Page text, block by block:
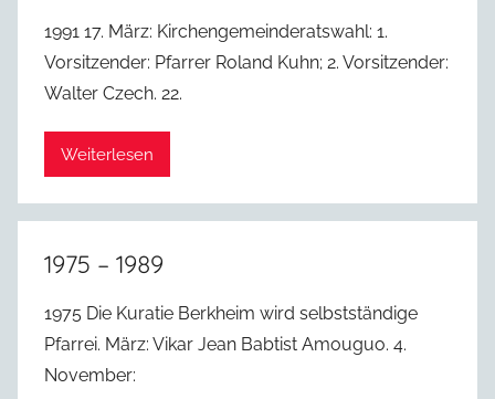
1991 17. März: Kirchengemeinderatswahl: 1.
Vorsitzender: Pfarrer Roland Kuhn; 2. Vorsitzender:
Walter Czech. 22.
Weiterlesen
1975 – 1989
1975 Die Kuratie Berkheim wird selbstständige
Pfarrei. März: Vikar Jean Babtist Amouguo. 4.
November: